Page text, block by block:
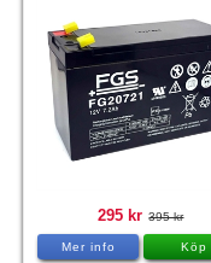
Honda - Utombordare
HonWave - Gummibåtar
Honda - Elverk & Pumpar
Tohatsu - Utombordare
TK Trailer
295 kr 395 kr
Mer info Köp